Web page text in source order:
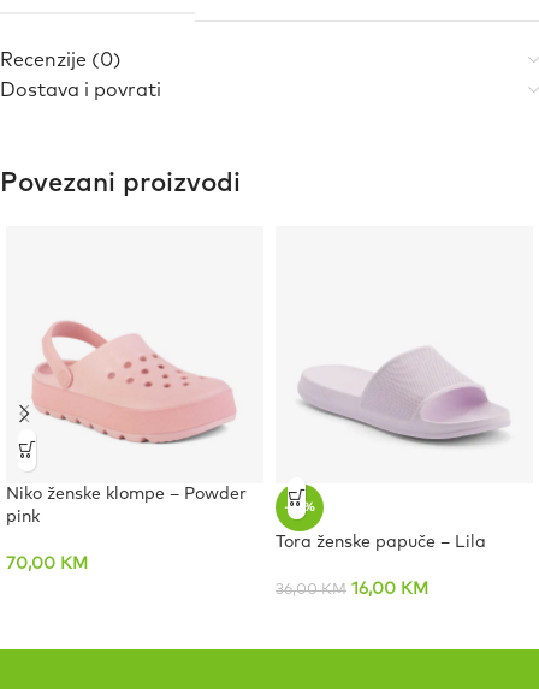
Recenzije (0)
Dostava i povrati
Povezani proizvodi
Niko ženske klompe – Powder
pink
70,00 KM
-56%
Tora ženske papuče – Lila
36,00KM 16,00 KM